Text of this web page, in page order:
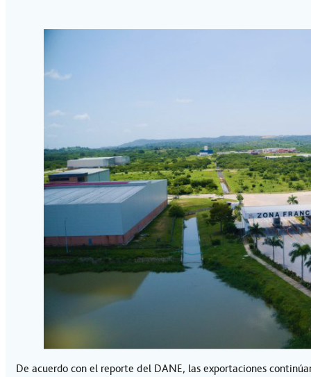
De acuerdo con el reporte del DANE, las exportaciones